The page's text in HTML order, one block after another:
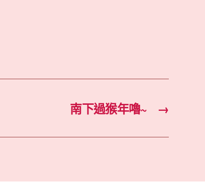
→
南下過猴年嚕~